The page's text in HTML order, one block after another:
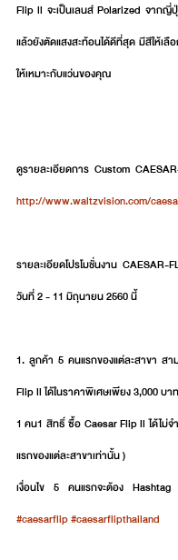
Flip ll จะเป็นเลนส์ Polarized จาก
แล้วยังตัดแสงสะท้อนได้ดีที่สุด มีสีให้เ
ให้เหมาะกับแว่นของคุณ
http://www.waltzvision.com/
รายละเอียดโปรโมชั่นงาน CAESAR-
วันที่ 2 - 11 มิถุนายน 2560 นี้
1. ลูกค้า 5 คนแรกของแต่ละสาขา สา
Flip ll ได้ในราคาพิเศษเพียง 3,000 บ
1 คน1 สิทธิ์ ซื้อ Caesar Flip ll ได้ไม่
แรกของแต่ละสาขาเท่านั้น )
เงื่อนไข 5 คนแรกจะต้อง
#caesarflip#caesarflipthailand